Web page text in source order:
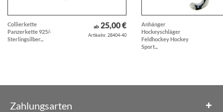
Collierkette
Panzerkette 925/-
Sterlingsilber...
ab25,00 €
Artikelnr. 28404-40
Anhänger
Hockeyschläger
Feldhockey Hockey
Sport...
Zahlungsarten